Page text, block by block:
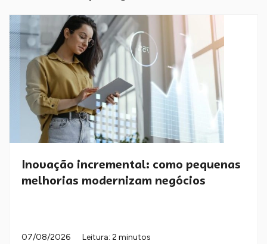
Inovação incremental: como pequenas
melhorias modernizam negócios
07/08/2026
Leitura: 2 minutos